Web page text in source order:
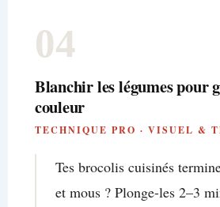
04
Blanchir les légumes pour
couleur
TECHNIQUE PRO · VISUEL &
Tes brocolis cuisinés
et mous ? Plonge-les 2–3